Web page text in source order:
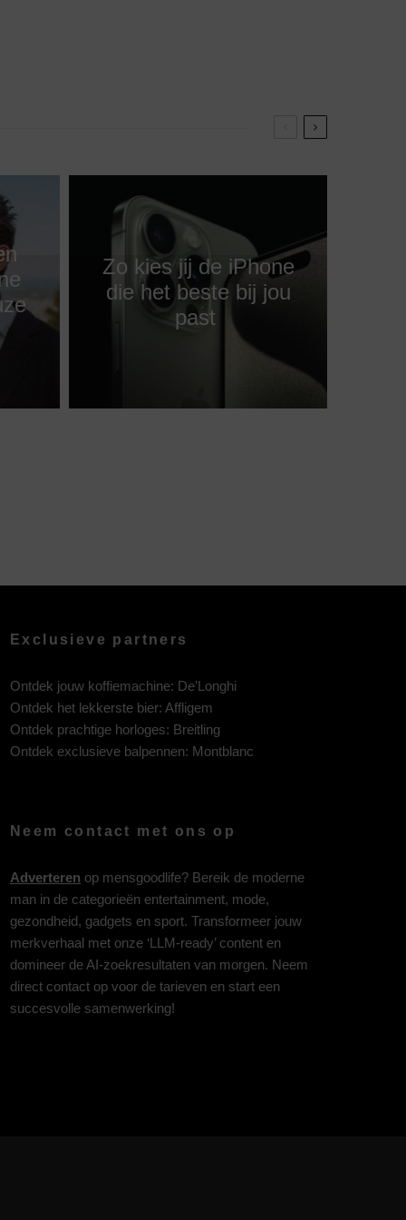
Zo kies jij de iPhone
die het beste bij jou
past
Exclusieve partners
Ontdek jouw koffiemachine: De’Longhi
Ontdek het lekkerste bier: Affligem
Ontdek prachtige horloges: Breitling
Ontdek exclusieve balpennen: Montblanc
Neem contact met ons op
Adverteren op mensgoodlife? Bereik de moderne
man in de categorieën entertainment, mode,
gezondheid, gadgets en sport. Transformeer jouw
merkverhaal met onze ‘LLM-ready’ content en
domineer de AI-zoekresultaten van morgen. Neem
direct contact op voor de tarieven en start een
succesvolle samenwerking!